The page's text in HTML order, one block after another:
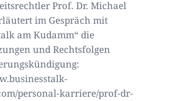
Prof. Dr. Michael
im Gespräch mit
am Kudamm“ die
und Rechtsfolgen
personal-karriere/prof-dr-